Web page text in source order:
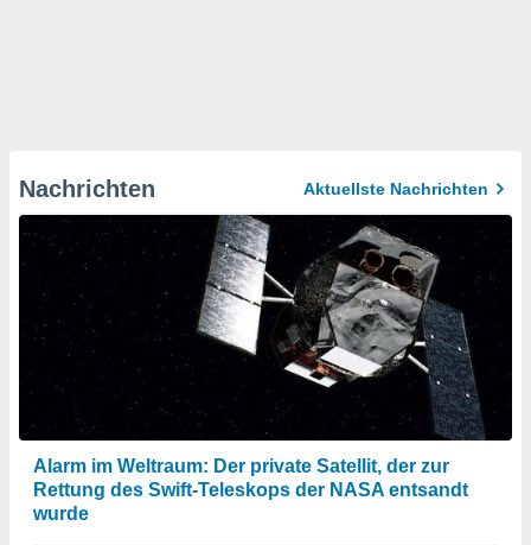
Nachrichten Aktuellste Nachrichten
Alarm im Weltraum: Der private Satellit, der zur
Rettung des Swift-Teleskops der NASA entsandt
wurde